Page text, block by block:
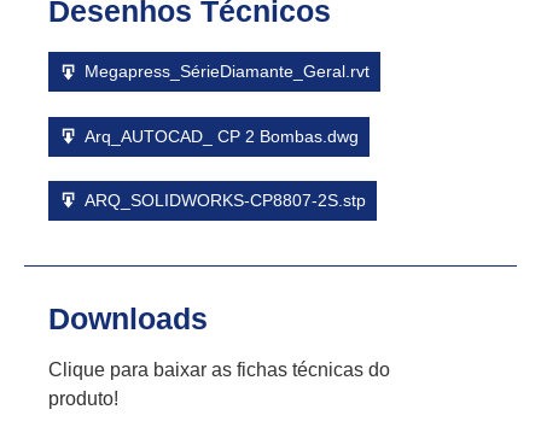
Desenhos Técnicos
Megapress_SérieDiamante_Geral.rvt
Arq_AUTOCAD_ CP 2 Bombas.dwg
ARQ_SOLIDWORKS-CP8807-2S.stp
Downloads
Clique para baixar as fichas técnicas do
produto!